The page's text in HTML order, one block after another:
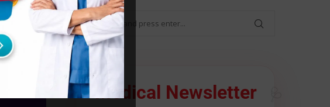
Medical Newsletter